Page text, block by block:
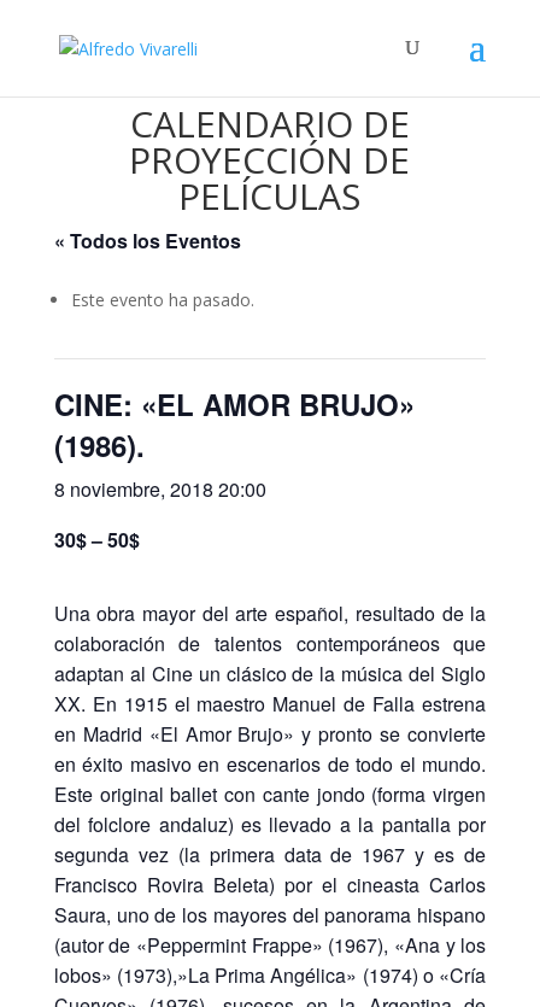
CALENDARIO DE
PROYECCIÓN DE
PELÍCULAS
« Todos los Eventos
Este evento ha pasado.
CINE: «EL AMOR BRUJO»
(1986).
8 noviembre, 2018 20:00
30$ – 50$
Una obra mayor del arte español, resultado de la
colaboración de talentos contemporáneos que
adaptan al Cine un clásico de la música del Siglo
XX. En 1915 el maestro Manuel de Falla estrena
en Madrid «El Amor Brujo» y pronto se convierte
en éxito masivo en escenarios de todo el mundo.
Este original ballet con cante jondo (forma virgen
del folclore andaluz) es llevado a la pantalla por
segunda vez (la primera data de 1967 y es de
Francisco Rovira Beleta) por el cineasta Carlos
Saura, uno de los mayores del panorama hispano
(autor de «Peppermint Frappe» (1967), «Ana y los
lobos» (1973),»La Prima Angélica» (1974) o «Cría